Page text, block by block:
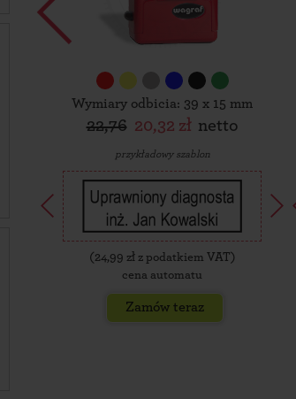
Wymiary odbicia: 39 x 15 mm
22,76 20,32 zł netto
przykładowy szablon
( 24,99 zł z podatkiem VAT)
cena automatu
Zamów teraz